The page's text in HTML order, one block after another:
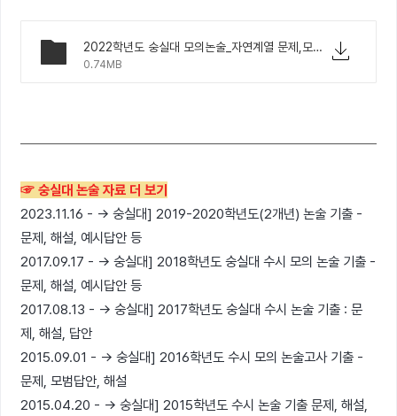
2022학년도 숭실대 모의논술_자연계열 문제,모범답안 등.pdf
0.74MB
☞ 숭실대 논술 자료 더 보기
2023.11.16 - → 숭실대] 2019-2020학년도(2개년) 논술 기출 -
문제, 해설, 예시답안 등
2017.09.17 - → 숭실대] 2018학년도 숭실대 수시 모의 논술 기출 -
문제, 해설, 예시답안 등
2017.08.13 - → 숭실대] 2017학년도 숭실대 수시 논술 기출 : 문
제, 해설, 답안
2015.09.01 - → 숭실대] 2016학년도 수시 모의 논술고사 기출 -
문제, 모범답안, 해설
2015.04.20 - → 숭실대] 2015학년도 수시 논술 기출 문제, 해설,